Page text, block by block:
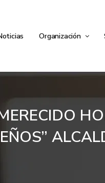
Organización